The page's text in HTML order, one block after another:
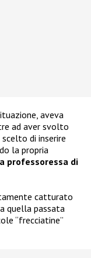
aveva
ad aver svolto
scelto di inserire
la propria
professoressa di
catturato
quella passata
“frecciatine”